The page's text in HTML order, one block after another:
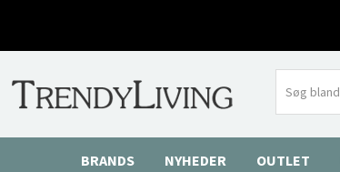
BRANDS NYHEDER OUTLET